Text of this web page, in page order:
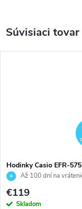
Súvisiaci tovar
Hodinky Casio EFR-
7AEFAž 100 dní na
tovaru. Autorizovaný
€119
Skladom